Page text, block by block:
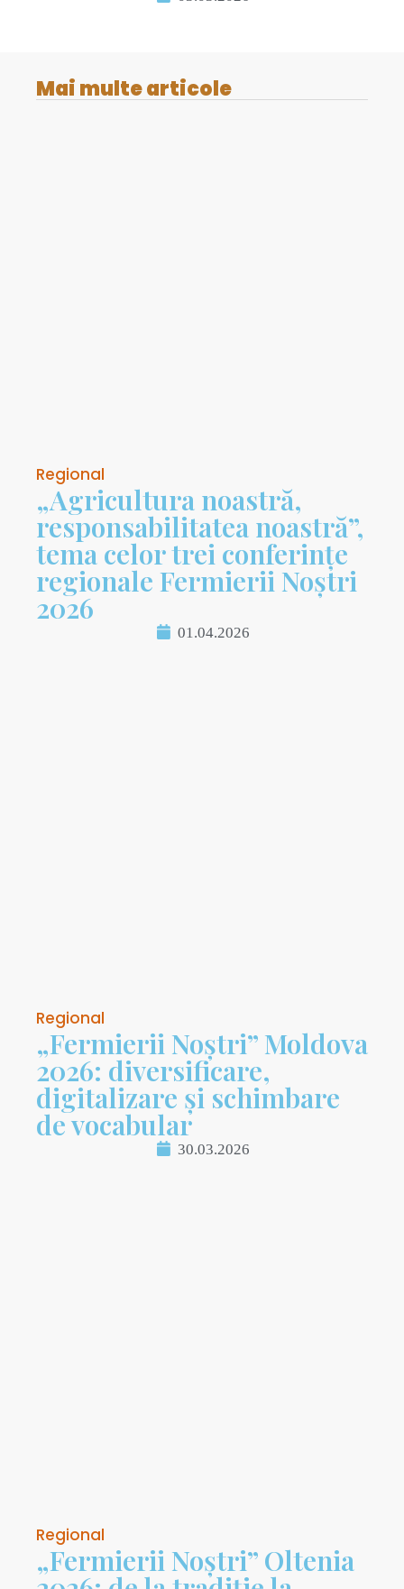
Mai multe articole
Regional
„Agricultura noastră,
responsabilitatea noastră”,
tema celor trei conferințe
regionale Fermierii Noștri
2026
01.04.2026
Regional
„Fermierii Noștri” Moldova
2026: diversificare,
digitalizare și schimbare
de vocabular
30.03.2026
Regional
„Fermierii Noștri” Oltenia